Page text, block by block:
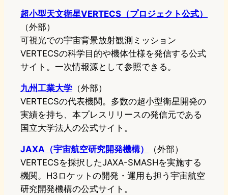
超小型天文衛星VERTECS（プロジェクト公式）
（外部）
可視光での宇宙背景放射観測ミッション
VERTECSの科学目的や機体仕様を発信する公式
サイト。一次情報源として参照できる。
九州工業大学 （外部）
VERTECSの代表機関。多数の超小型衛星開発の
実績を持ち、本プレスリリースの発信元である
国立大学法人の公式サイト。
JAXA（宇宙航空研究開発機構）
（外部）
VERTECSを採択したJAXA-SMASHを実施する
機関。H3ロケットの開発・運用も担う宇宙航空
研究開発機構の公式サイト。